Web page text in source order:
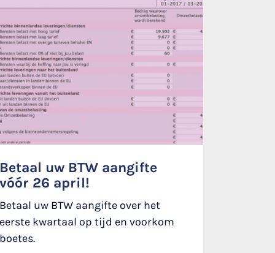
Betaal uw BTW aangifte
vóór 26 april!
Betaal uw BTW aangifte over het
eerste kwartaal op tijd en voorkom
boetes.